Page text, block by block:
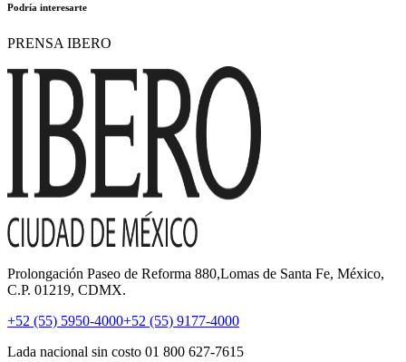
Podría interesarte
PRENSA IBERO
Prolongación Paseo de Reforma 880,Lomas de Santa Fe, México,
C.P. 01219, CDMX.
+52 (55) 5950-4000+52 (55) 9177-4000
Lada nacional sin costo 01 800 627-7615